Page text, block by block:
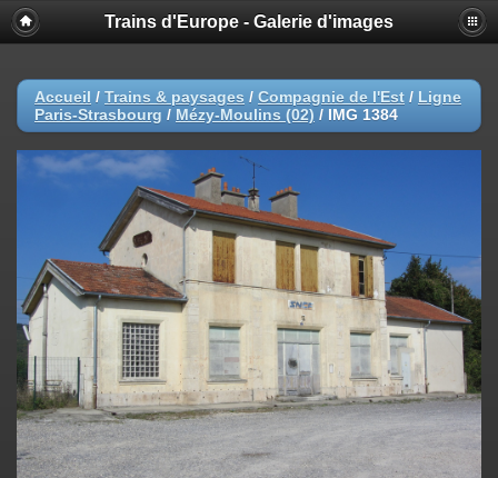
Trains d'Europe - Galerie d'images
Accueil / Trains & paysages / Compagnie de l'Est / Ligne
Paris-Strasbourg / Mézy-Moulins (02) / IMG 1384